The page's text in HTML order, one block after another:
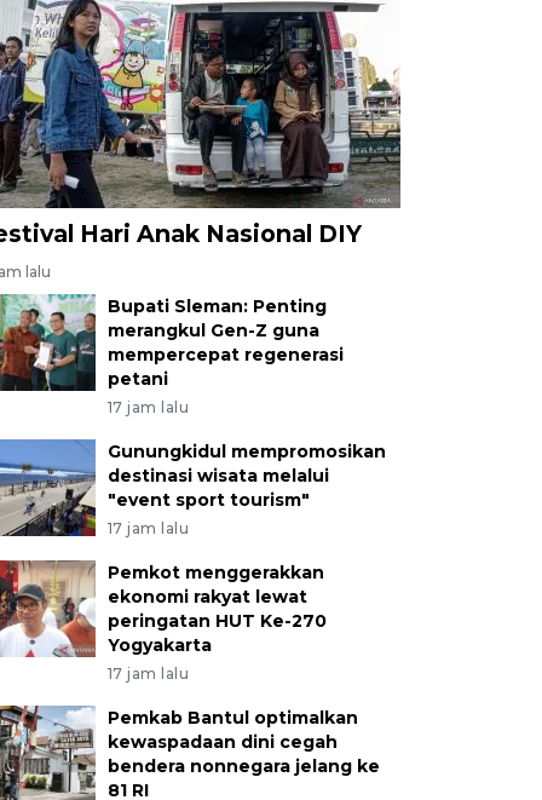
Hari Anak Nasional DIY
lalu
Bupati Sleman: Penting
merangkul Gen-Z guna
mempercepat regenerasi
petani
17 jam lalu
Gunungkidul mempromosikan
destinasi wisata melalui
"event sport tourism"
17 jam lalu
Pemkot menggerakkan
ekonomi rakyat lewat
peringatan HUT Ke-270
Yogyakarta
17 jam lalu
Pemkab Bantul optimalkan
kewaspadaan dini cegah
bendera nonnegara jelang ke
81 RI